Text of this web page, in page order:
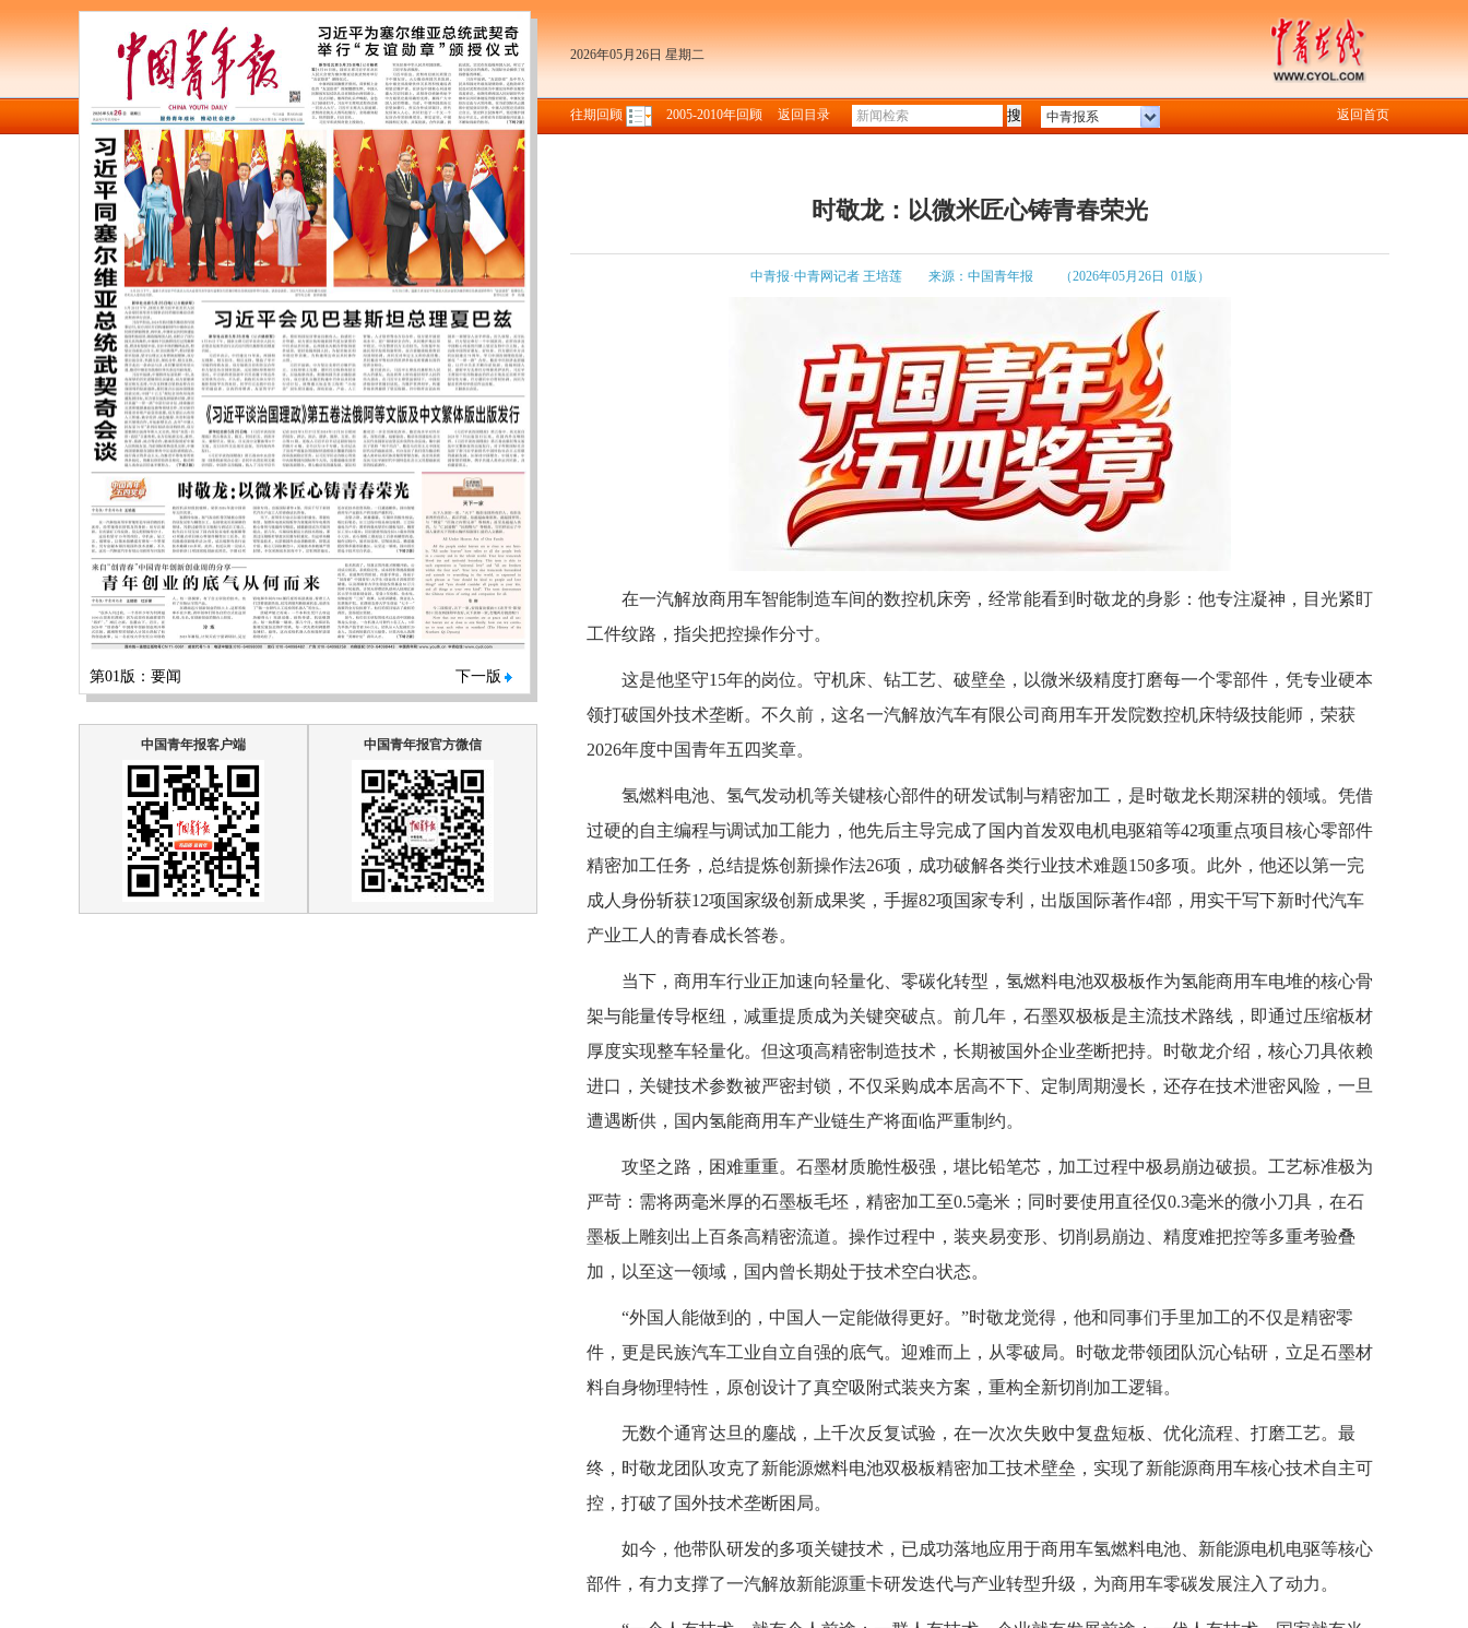
第01版：要闻 下一版
中国青年报客户端 中国青年报官方微信
2026年05月26日 星期二
往期回顾 2005-2010年回顾 返回目录 中青报系 返回首页
时敬龙：以微米匠心铸青春荣光
中青报·中青网记者 王培莲 来源：中国青年报 （2026年05月26日 01版）
在一汽解放商用车智能制造车间的数控机床旁，经常能看到时敬龙的身影：他专注凝神，目光紧盯
工件纹路，指尖把控操作分寸。
这是他坚守15年的岗位。守机床、钻工艺、破壁垒，以微米级精度打磨每一个零部件，凭专业硬本
领打破国外技术垄断。不久前，这名一汽解放汽车有限公司商用车开发院数控机床特级技能师，荣获
2026年度中国青年五四奖章。
氢燃料电池、氢气发动机等关键核心部件的研发试制与精密加工，是时敬龙长期深耕的领域。凭借
过硬的自主编程与调试加工能力，他先后主导完成了国内首发双电机电驱箱等42项重点项目核心零部件
精密加工任务，总结提炼创新操作法26项，成功破解各类行业技术难题150多项。此外，他还以第一完
成人身份斩获12项国家级创新成果奖，手握82项国家专利，出版国际著作4部，用实干写下新时代汽车
产业工人的青春成长答卷。
当下，商用车行业正加速向轻量化、零碳化转型，氢燃料电池双极板作为氢能商用车电堆的核心骨
架与能量传导枢纽，减重提质成为关键突破点。前几年，石墨双极板是主流技术路线，即通过压缩板材
厚度实现整车轻量化。但这项高精密制造技术，长期被国外企业垄断把持。时敬龙介绍，核心刀具依赖
进口，关键技术参数被严密封锁，不仅采购成本居高不下、定制周期漫长，还存在技术泄密风险，一旦
遭遇断供，国内氢能商用车产业链生产将面临严重制约。
攻坚之路，困难重重。石墨材质脆性极强，堪比铅笔芯，加工过程中极易崩边破损。工艺标准极为
严苛：需将两毫米厚的石墨板毛坯，精密加工至0.5毫米；同时要使用直径仅0.3毫米的微小刀具，在石
墨板上雕刻出上百条高精密流道。操作过程中，装夹易变形、切削易崩边、精度难把控等多重考验叠
加，以至这一领域，国内曾长期处于技术空白状态。
“外国人能做到的，中国人一定能做得更好。”时敬龙觉得，他和同事们手里加工的不仅是精密零
件，更是民族汽车工业自立自强的底气。迎难而上，从零破局。时敬龙带领团队沉心钻研，立足石墨材
料自身物理特性，原创设计了真空吸附式装夹方案，重构全新切削加工逻辑。
无数个通宵达旦的鏖战，上千次反复试验，在一次次失败中复盘短板、优化流程、打磨工艺。最
终，时敬龙团队攻克了新能源燃料电池双极板精密加工技术壁垒，实现了新能源商用车核心技术自主可
控，打破了国外技术垄断困局。
如今，他带队研发的多项关键技术，已成功落地应用于商用车氢燃料电池、新能源电机电驱等核心
部件，有力支撑了一汽解放新能源重卡研发迭代与产业转型升级，为商用车零碳发展注入了动力。